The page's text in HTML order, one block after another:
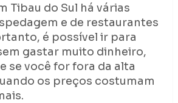
Tibau do Sul há várias
e de restaurantes
é possível ir para
gastar muito dinheiro,
se você for fora da alta
os preços costumam